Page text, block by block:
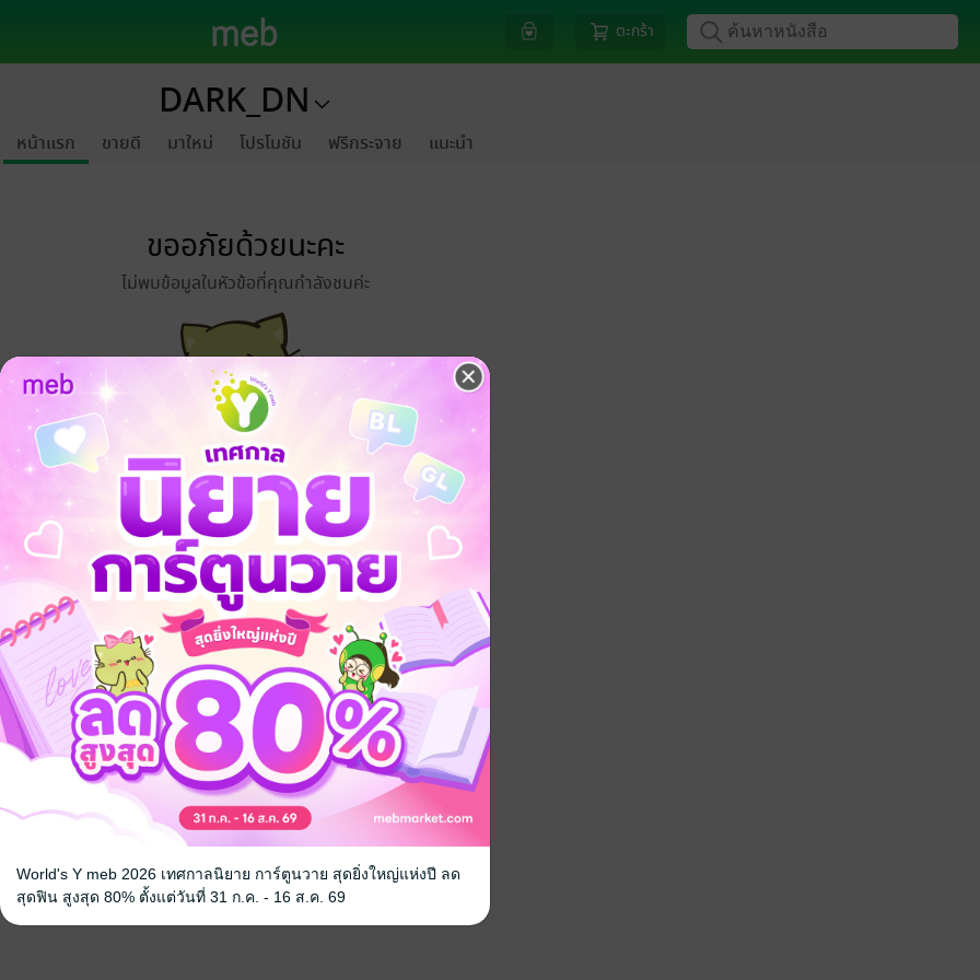
ตะกร้า
DARK_DN
หน้าแรก ขายดี มาใหม่ โปรโมชัน ฟรีกระจาย แนะนำ
ขออภัยด้วยนะคะ
ไม่พบข้อมูลในหัวข้อที่คุณกำลังชมค่ะ
World's Y meb 2026 เทศกาลนิยาย การ์ตูนวาย สุดยิ่งใหญ่แห่งปี ลด
สุดฟิน สูงสุด 80% ตั้งแต่วันที่ 31 ก.ค. - 16 ส.ค. 69